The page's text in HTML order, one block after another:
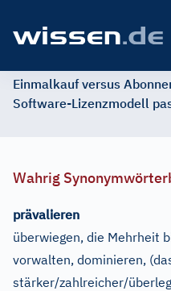
Einmalkauf versus
Software-Lizenzmodell
Wahrig
prävalieren
überwiegen, die Mehrheit
vorwalten, dominieren,
stärker/zahlreicher/